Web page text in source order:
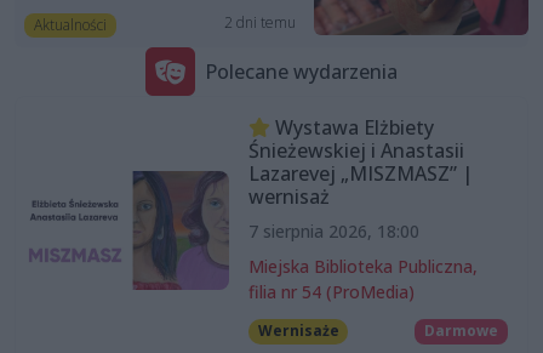
Aktualności 2 dni temu
Polecane wydarzenia
Wystawa Elżbiety
Śnieżewskiej i Anastasii
Lazarevej „MISZMASZ” |
wernisaż
7 sierpnia 2026, 18:00
Miejska Biblioteka Publiczna,
filia nr 54 (ProMedia)
Wernisaże Darmowe